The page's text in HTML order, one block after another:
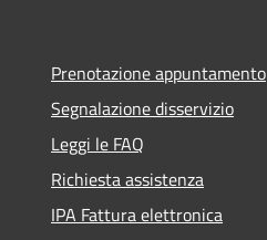
Prenotazione appuntamento
Segnalazione disservizio
Leggi le FAQ
Richiesta assistenza
IPA Fattura elettronica